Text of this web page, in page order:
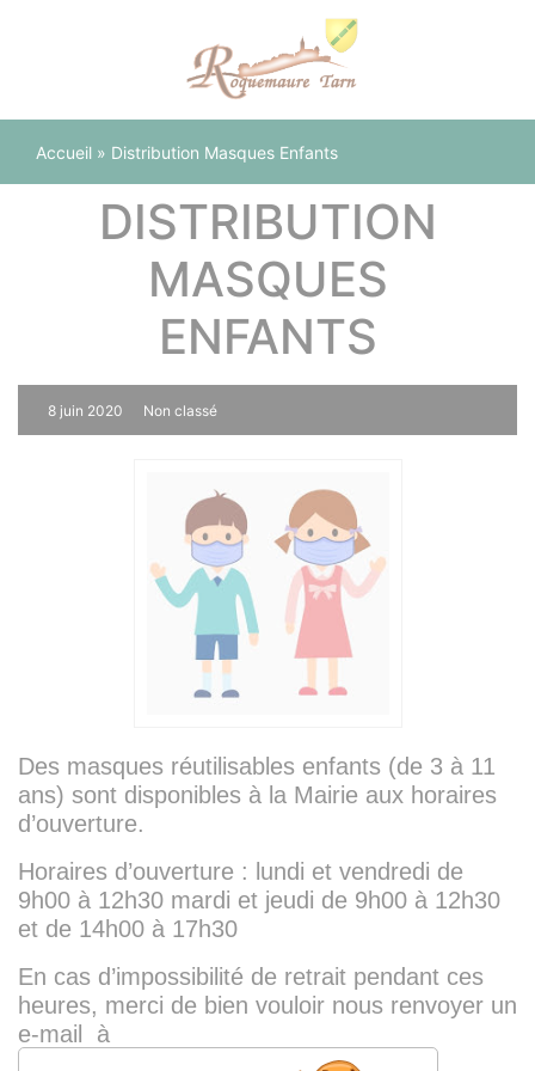
Accueil » Distribution Masques Enfants
DISTRIBUTION
MASQUES
ENFANTS
8 juin 2020 Non classé
Des masques réutilisables enfants (de 3 à 11
ans) sont disponibles à la Mairie aux horaires
d’ouverture.
Horaires d’ouverture : lundi et vendredi de
9h00 à 12h30 mardi et jeudi de 9h00 à 12h30
et de 14h00 à 17h30
En cas d’impossibilité de retrait pendant ces
heures, merci de bien vouloir nous renvoyer un
e-mail à